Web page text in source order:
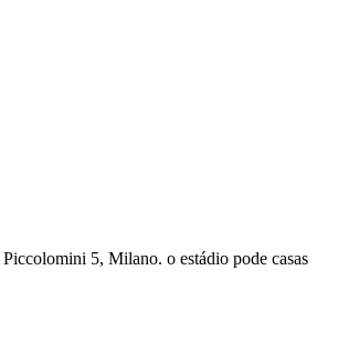
5, Milano. o estádio pode casas